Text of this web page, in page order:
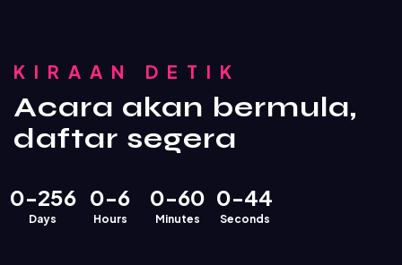
KIRAAN DETIK
Acara akan bermula,
daftar segera
0-256
Days
0-6
Hours
0-60
Minutes
0-47
Seconds